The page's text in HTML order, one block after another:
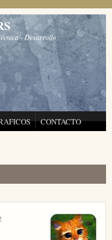
- Desarrollo
CONTACTO